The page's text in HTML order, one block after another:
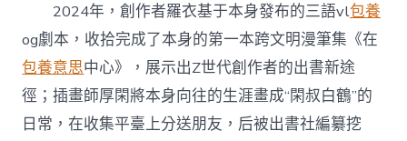
2024年，創作者羅衣基于本身發布的三語vl包養
og劇本，收拾完成了本身的第一本跨文明漫筆集《在
包養意思中心》，展示出Z世代創作者的出書新途
徑；插畫師厚閑將本身向往的生涯畫成“閑叔白鶴”的
日常，在收集平臺上分送朋友，后被出書社編纂挖